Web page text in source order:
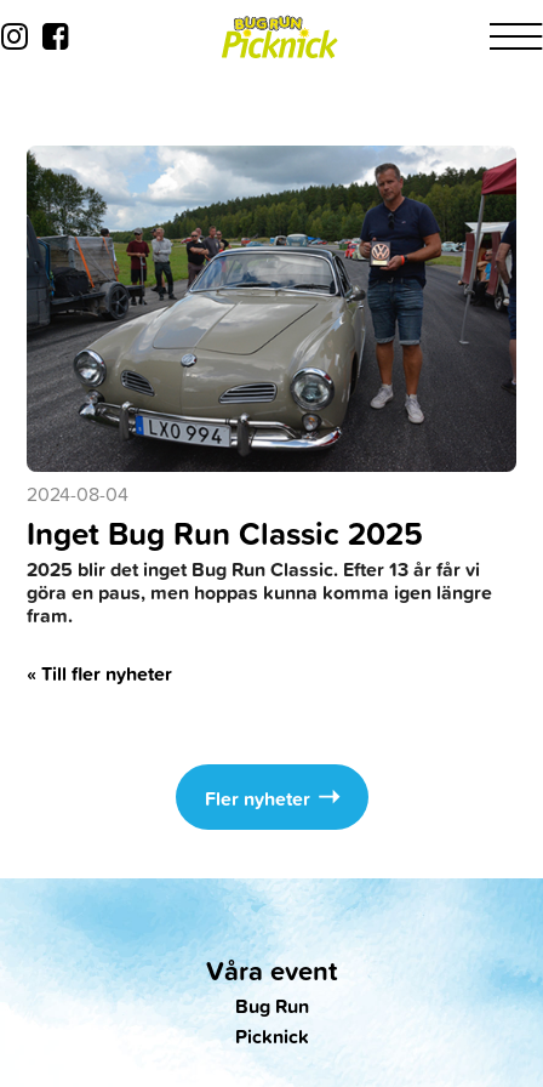
2024-08-04
Inget Bug Run Classic 2025
2025 blir det inget Bug Run Classic. Efter 13 år får vi
göra en paus, men hoppas kunna komma igen längre
fram.
« Till fler nyheter
Fler nyheter
Våra event
Bug Run
Picknick